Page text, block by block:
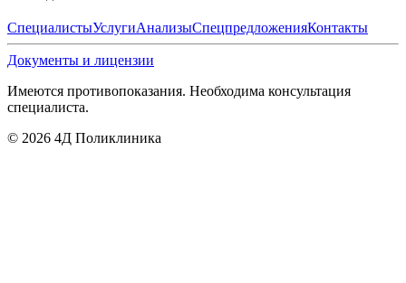
СпециалистыУслугиАнализыСпецпредложенияКонтакты
Документы и лицензии
Имеются противопоказания. Необходима консультация
специалиста.
© 2026 4Д Поликлиника